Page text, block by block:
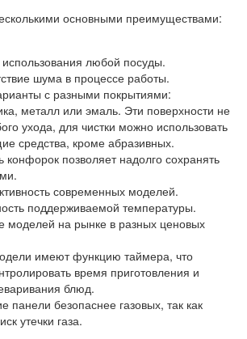
основными преимуществами:
любой посуды.
шума в процессе работы.
с разными покрытиями:
металл или эмаль. Эти поверхности не
ухода, для чистки можно использовать
средства, кроме абразивных.
конфорок позволяет надолго сохранять
современных моделей.
поддерживаемой температуры.
моделей на рынке в разных ценовых
имеют функцию таймера, что
время приготовления и
блюд.
панели безопаснее газовых, так как
утечки газа.